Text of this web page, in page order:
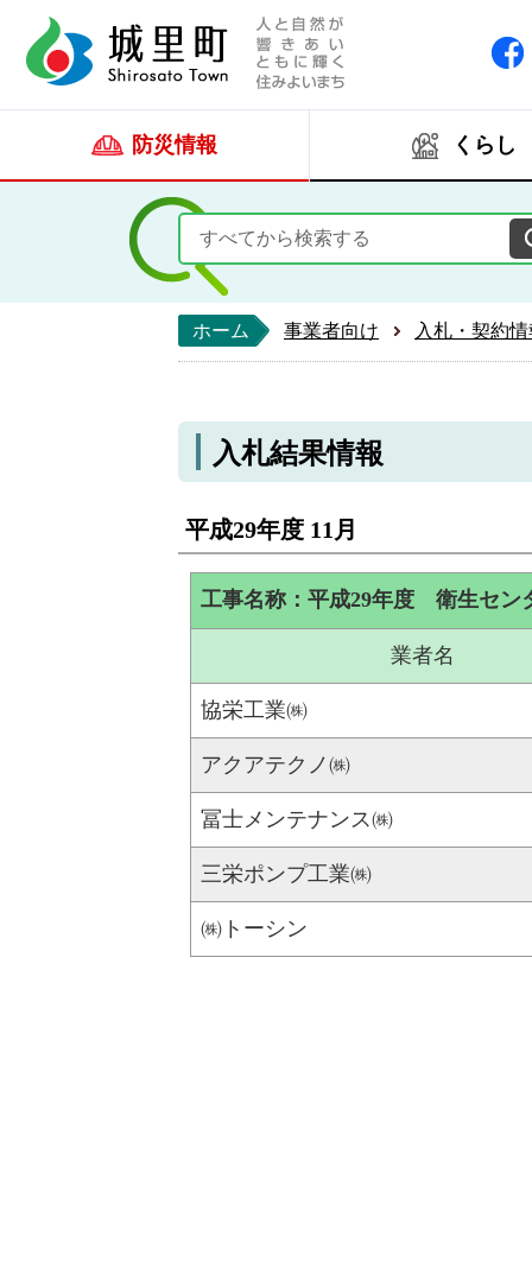
防災情報 くらし
ホーム 事業者向け 入札・契約
入札結果情報
平成29年度 11月
工事名称：平成29年度 衛生セ
業者名
協栄工業㈱
アクアテクノ㈱
冨士メンテナンス㈱
三栄ポンプ工業㈱
㈱トーシン